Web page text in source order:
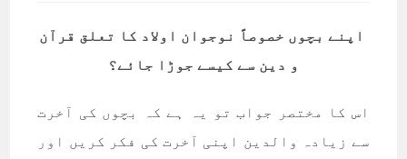
اپنے بچوں خصوصاً نوجوان اولاد کا تعلق قرآن
و دین سے کیسے جوڑا جائے؟
اس کا مختصر جواب تو یہ ہے کہ بچوں کی آخرت
سے زیادہ والدین اپنی آخرت کی فکر کریں اور